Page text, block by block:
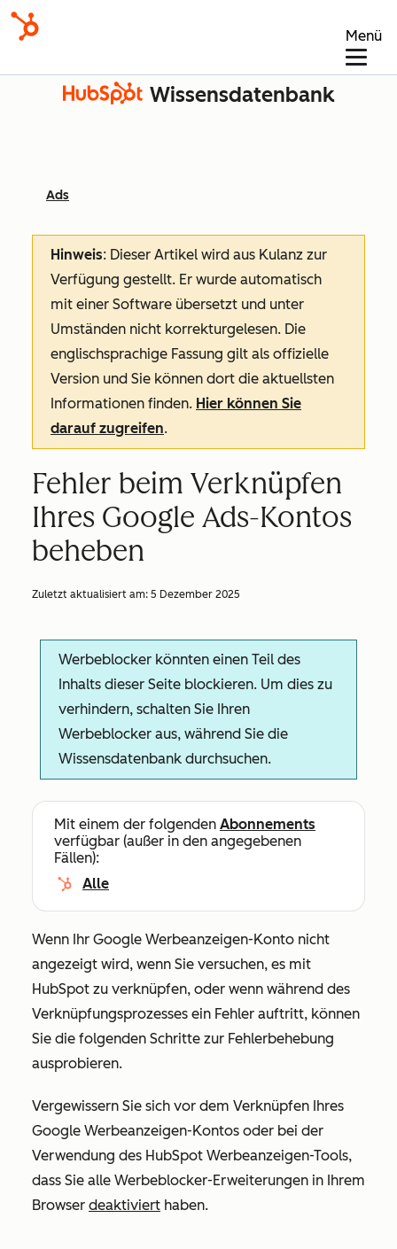
Menü
Wissensdatenbank
Ads
Hinweis: Dieser Artikel wird aus Kulanz zur
Verfügung gestellt. Er wurde automatisch
mit einer Software übersetzt und unter
Umständen nicht korrekturgelesen. Die
englischsprachige Fassung gilt als offizielle
Version und Sie können dort die aktuellsten
Informationen finden. Hier können Sie
darauf zugreifen.
Fehler beim Verknüpfen
Ihres Google Ads-Kontos
beheben
Zuletzt aktualisiert am: 5 Dezember 2025
Werbeblocker könnten einen Teil des
Inhalts dieser Seite blockieren. Um dies zu
verhindern, schalten Sie Ihren
Werbeblocker aus, während Sie die
Wissensdatenbank durchsuchen.
Mit einem der folgenden Abonnements
verfügbar (außer in den angegebenen
Fällen):
Alle
Wenn Ihr Google Werbeanzeigen-Konto nicht
angezeigt wird, wenn Sie versuchen, es mit
HubSpot zu verknüpfen, oder wenn während des
Verknüpfungsprozesses ein Fehler auftritt, können
Sie die folgenden Schritte zur Fehlerbehebung
ausprobieren.
Vergewissern Sie sich vor dem Verknüpfen Ihres
Google Werbeanzeigen-Kontos oder bei der
Verwendung des HubSpot Werbeanzeigen-Tools,
dass Sie alle Werbeblocker-Erweiterungen in Ihrem
Browser deaktiviert haben.